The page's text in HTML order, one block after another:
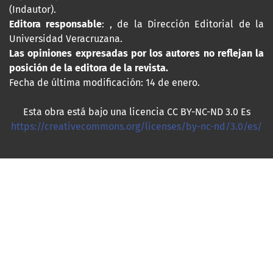
(Indautor).
Editora responsable: , de la Dirección Editorial de la
Universidad Veracruzana.
Las opiniones expresadas por los autores no reflejan la
posición de la editora de la revista.
Fecha de última modificación: 14 de enero.
Esta obra está bajo una licencia CC BY-NC-ND 3.0 Es
https://creativecommons.org/licenses/by-nc-nd/3.0/es/